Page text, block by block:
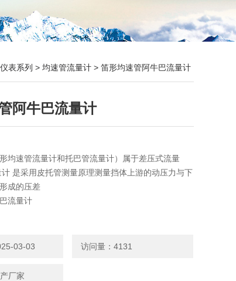
表系列 > 均速管流量计 > 笛形均速管阿牛巴流量计
阿牛巴流量计
均速管流量计和托巴管流量计）属于差压式流量
是采用皮托管测量原理测量挡体上游的动压力与下
成的压差
流量计
03-03 访问量：4131
厂家